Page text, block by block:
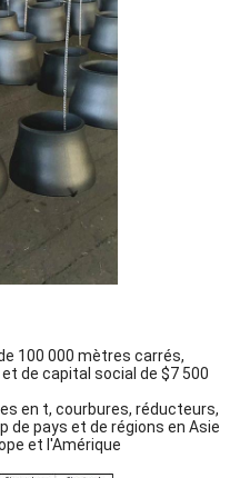
100 000 mètres carrés,
de capital social de $7 500
en t, courbures, réducteurs,
de pays et de régions en Asie
et l'Amérique